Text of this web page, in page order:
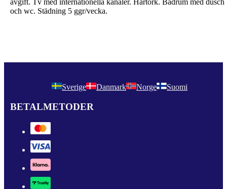
avgift. Tv med internationella kanaler. Hårtork. Badrum med dusch
och wc. Städning 5 ggr/vecka.
Sverige Danmark Norge Suomi
BETALMETODER